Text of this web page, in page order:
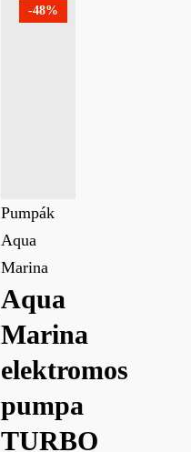
-48%
Pumpák
Aqua
Marina
Aqua
Marina
elektromos
pumpa
TURBO